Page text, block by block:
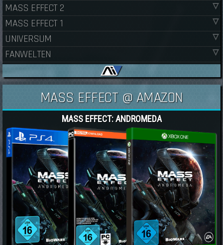
MASS EFFECT 2
MASS EFFECT 1
UNIVERSUM
FANWELTEN
MASS EFFECT @ AMAZON
MASS EFFECT: ANDROMEDA